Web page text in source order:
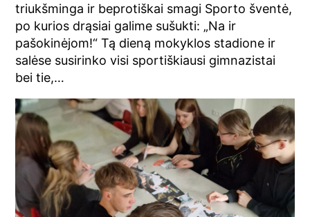
triukšminga ir beprotiškai smagi Sporto šventė,
po kurios drąsiai galime sušukti: „Na ir
pašokinėjom!“ Tą dieną mokyklos stadione ir
salėse susirinko visi sportiškiausi gimnazistai
bei tie,…